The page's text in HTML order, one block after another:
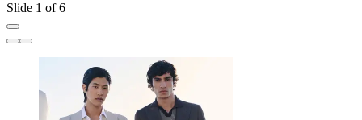
Slide 1 of 6